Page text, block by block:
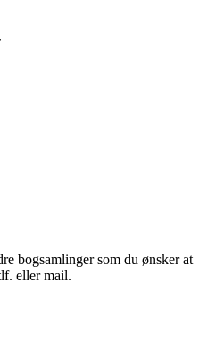
bogsamlinger som du ønsker at
eller mail.